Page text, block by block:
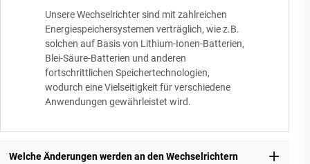
Unsere Wechselrichter sind mit zahlreichen
Energiespeichersystemen verträglich, wie z.B.
solchen auf Basis von Lithium-Ionen-Batterien,
Blei-Säure-Batterien und anderen
fortschrittlichen Speichertechnologien,
wodurch eine Vielseitigkeit für verschiedene
Anwendungen gewährleistet wird.
Welche Änderungen werden an den Wechselrichtern